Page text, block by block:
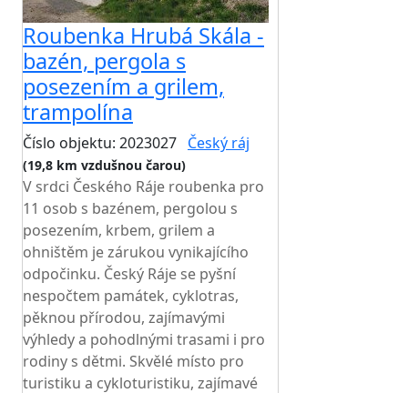
Roubenka Hrubá Skála -
bazén, pergola s
posezením a grilem,
trampolína
Číslo objektu: 2023027 Český ráj
(19,8 km vzdušnou čarou)
V srdci Českého Ráje roubenka pro
11 osob s bazénem, pergolou s
posezením, krbem, grilem a
ohništěm je zárukou vynikajícího
odpočinku. Český Ráje se pyšní
nespočtem památek, cyklotras,
pěknou přírodou, zajímavými
výhledy a pohodlnými trasami i pro
rodiny s dětmi. Skvělé místo pro
turistiku a cykloturistiku, zajímavé